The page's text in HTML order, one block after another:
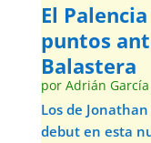
El
puntos
Balastera
por Adrián
Los de
debut en esta